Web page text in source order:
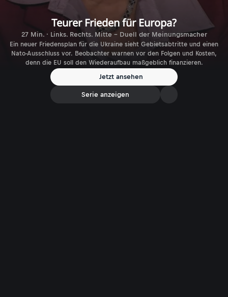
Teurer Frieden für Europa?
27 Min. · Links. Rechts. Mitte - Duell der Meinungsmacher
Ein neuer Friedensplan für die Ukraine sieht Gebietsabtritte und einen
Nato-Ausschluss vor. Beobachter warnen vor den Folgen und Kosten,
denn die EU soll den Wiederaufbau maßgeblich finanzieren.
Jetzt ansehen
Serie anzeigen